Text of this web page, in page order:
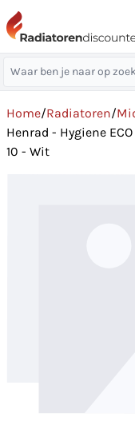
Home/Radiatoren/
Henrad - Hygiene
10 - Wit